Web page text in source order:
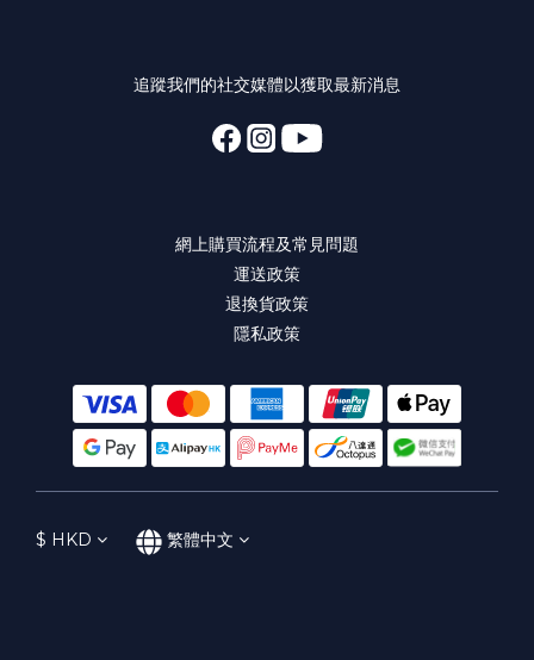
追蹤我們的社交媒體以獲取最新消息
網上購買流程及常見問題
運送政策
退換貨政策
隱私政策
$ HKD 繁體中文